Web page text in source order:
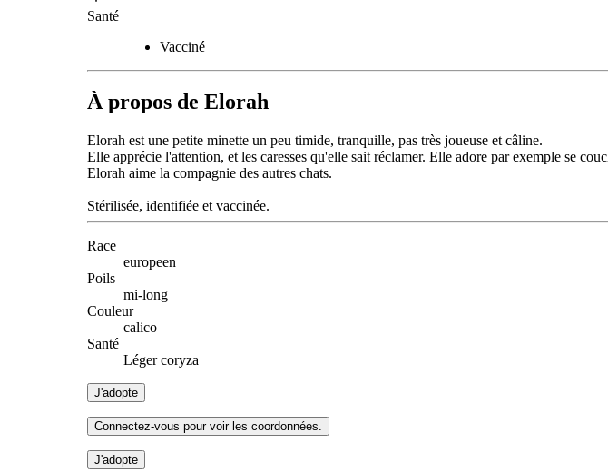
Santé
Vacciné
À propos de Elorah
Elorah est une petite minette un peu timide, tranquille, pas très joueuse et câline.
Elle apprécie l'attention, et les caresses qu'elle sait réclamer. Elle adore par exemple se
Elorah aime la compagnie des autres chats.
Stérilisée, identifiée et vaccinée.
Race
europeen
Poils
mi-long
Couleur
calico
Santé
Léger coryza
J'adopte
Connectez-vous pour voir les coordonnées.
J'adopte